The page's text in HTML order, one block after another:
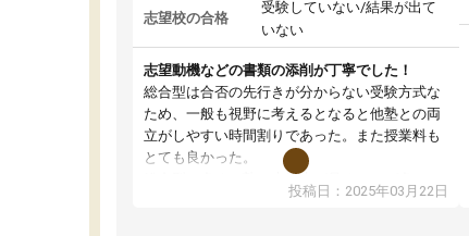
志望校の合格
受験していない/結果が出て
いない
志望動機などの書類の添削が丁寧でした！
総合型は合否の先行きが分からない受験方式な
ため、一般も視野に考えるとなると他塾との両
立がしやすい時間割りであった。また授業料も
とても良かった。
総合型の多くの塾は大学生が見ることが多い
が、はたらく部総合型コースは大学生の目だけ
投稿日：2025年03月22日